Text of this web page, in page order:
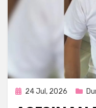
Publicada
24 Jul, 2026